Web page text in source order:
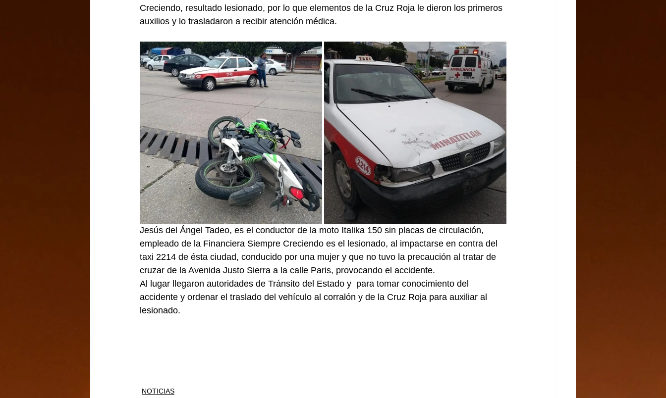
Creciendo, resultado lesionado, por lo que elementos de la Cruz Roja le dieron los primeros
auxilios y lo trasladaron a recibir atención médica.
Jesús del Ángel Tadeo, es el conductor de la moto Italika 150 sin placas de circulación,
empleado de la Financiera Siempre Creciendo es el lesionado, al impactarse en contra del
taxi 2214 de ésta ciudad, conducido por una mujer y que no tuvo la precaución al tratar de
cruzar de la Avenida Justo Sierra a la calle Paris, provocando el accidente.
Al lugar llegaron autoridades de Tránsito del Estado y  para tomar conocimiento del
accidente y ordenar el traslado del vehículo al corralón y de la Cruz Roja para auxiliar al
lesionado.
NOTICIAS